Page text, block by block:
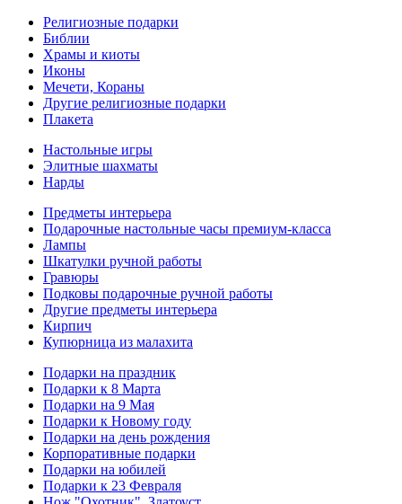
Религиозные подарки
Библии
Храмы и киоты
Иконы
Мечети, Кораны
Другие религиозные подарки
Плакета
Настольные игры
Элитные шахматы
Нарды
Предметы интерьера
Подарочные настольные часы премиум-класса
Лампы
Шкатулки ручной работы
Гравюры
Подковы подарочные ручной работы
Другие предметы интерьера
Кирпич
Купюрница из малахита
Подарки на праздник
Подарки к 8 Марта
Подарки на 9 Мая
Подарки к Новому году
Подарки на день рождения
Корпоративные подарки
Подарки на юбилей
Подарки к 23 Февраля